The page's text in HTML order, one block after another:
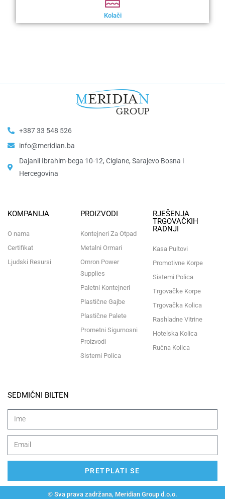
Kolači
+387 33 548 526
info@meridian.ba
Dajanli Ibrahim-bega 10-12, Ciglane, Sarajevo Bosna i
Hercegovina​
KOMPANIJA
O nama
Certifikat
Ljudski Resursi
PROIZVODI
Kontejneri Za Otpad
Metalni Ormari
Omron Power
Supplies
Paletni Kontejneri
Plastične Gajbe
Plastične Palete
Prometni Sigurnosni
Proizvodi
Sistemi Polica
RJEŠENJA
TRGOVAČKIH
RADNJI
Kasa Pultovi
Promotivne Korpe
Sistemi Polica
Trgovačke Korpe
Trgovačka Kolica
Rashladne Vitrine
Hotelska Kolica
Ručna Kolica
SEDMIČNI BILTEN
PRETPLATI SE
© Sva prava zadržana, Meridian Group d.o.o.